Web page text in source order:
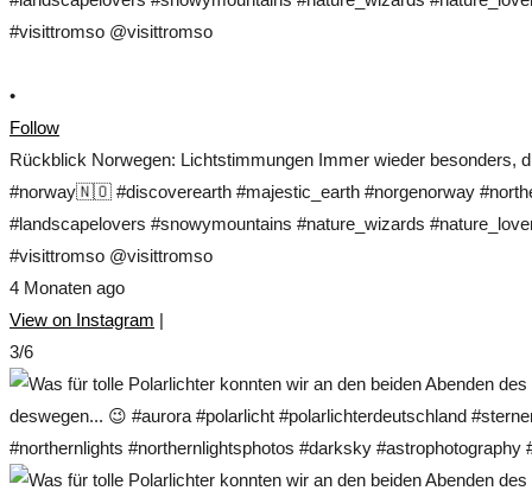
•
Follow
Rückblick Norwegen: Lichtstimmungen Immer wieder besonders,
#norway🇳🇴 #discoverearth #majestic_earth #norgenorway
#landscapelovers #snowymountains #nature_wizards
#visittromso @visittromso
4 Monaten ago
View on Instagram |
3/6